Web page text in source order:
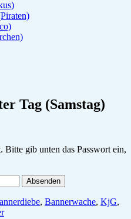
Tag (Samstag)
Bitte gib unten das Passwort ein,
, Bannerwache, KjG,